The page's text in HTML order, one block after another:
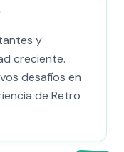
y
creciente.
desafíos en
de Retro